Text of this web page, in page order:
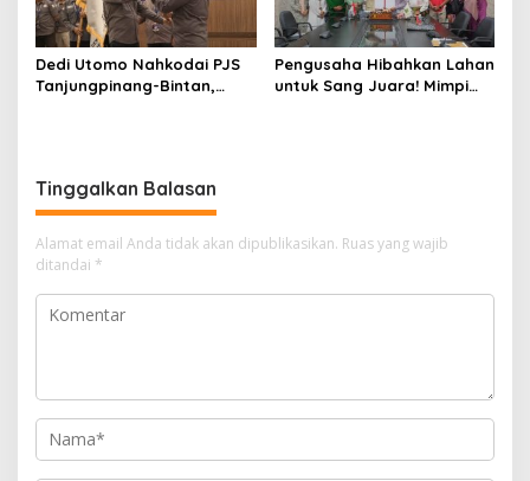
Dedi Utomo Nahkodai PJS
Tanjungpinang-Bintan,
Pengusaha Hibahkan Lahan
untuk Sang Juara! Mimpi
Tinggalkan Balasan
Alamat email Anda tidak akan dipublikasikan. Ruas yang wajib
ditandai *